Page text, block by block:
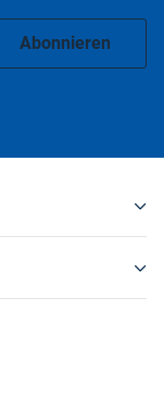
Abonnieren